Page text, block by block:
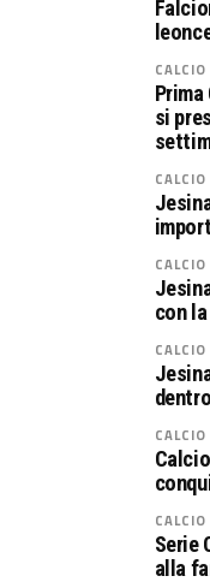
CALCIO
si
CALCIO
CALCIO
con
CALCIO
CALCIO
CALCIO
Serie
alla